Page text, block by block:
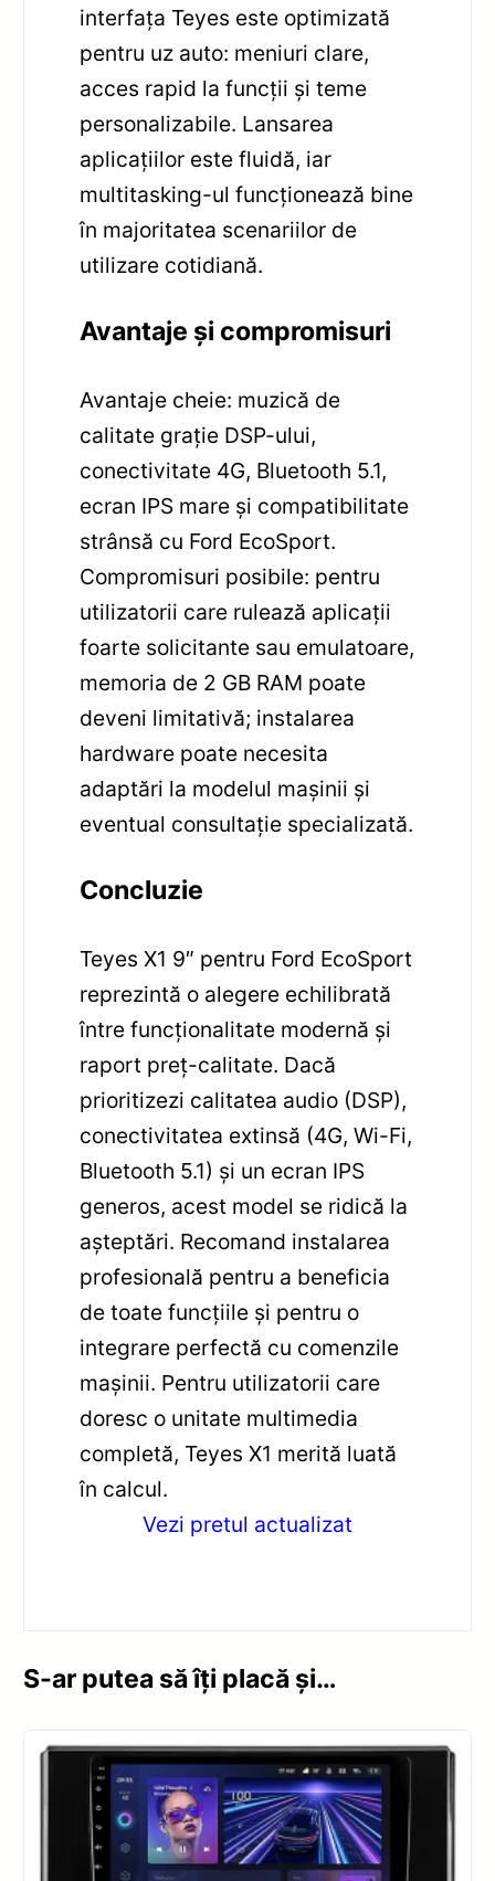
interfața Teyes este optimizată
pentru uz auto: meniuri clare,
acces rapid la funcții și teme
personalizabile. Lansarea
aplicațiilor este fluidă, iar
multitasking-ul funcționează bine
în majoritatea scenariilor de
utilizare cotidiană.
Avantaje și compromisuri
Avantaje cheie: muzică de
calitate grație DSP-ului,
conectivitate 4G, Bluetooth 5.1,
ecran IPS mare și compatibilitate
strânsă cu Ford EcoSport.
Compromisuri posibile: pentru
utilizatorii care rulează aplicații
foarte solicitante sau emulatoare,
memoria de 2 GB RAM poate
deveni limitativă; instalarea
hardware poate necesita
adaptări la modelul mașinii și
eventual consultație specializată.
Concluzie
Teyes X1 9″ pentru Ford EcoSport
reprezintă o alegere echilibrată
între funcționalitate modernă și
raport preț-calitate. Dacă
prioritizezi calitatea audio (DSP),
conectivitatea extinsă (4G, Wi-Fi,
Bluetooth 5.1) și un ecran IPS
generos, acest model se ridică la
așteptări. Recomand instalarea
profesională pentru a beneficia
de toate funcțiile și pentru o
integrare perfectă cu comenzile
mașinii. Pentru utilizatorii care
doresc o unitate multimedia
completă, Teyes X1 merită luată
în calcul.
Vezi pretul actualizat
S-ar putea să îți placă și…